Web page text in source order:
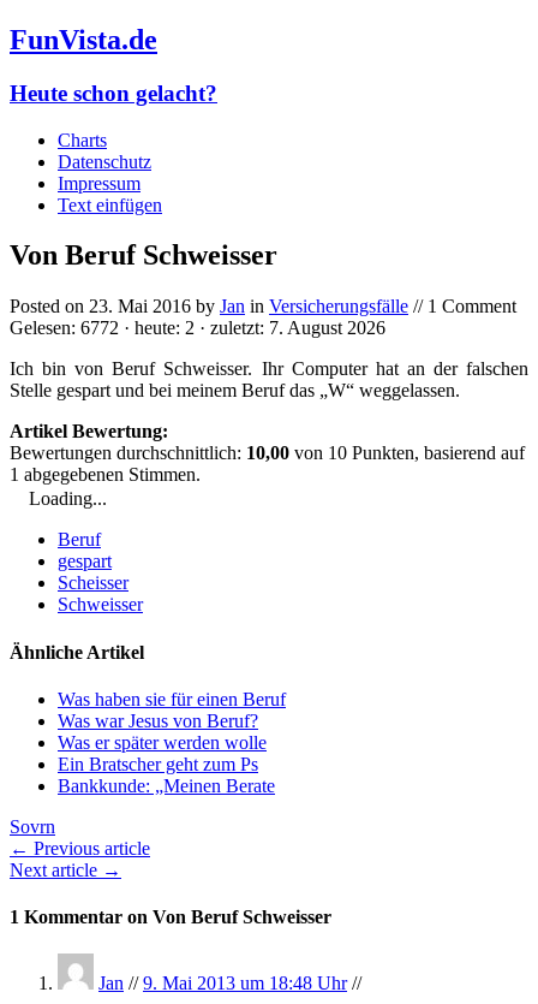
FunVista.de
Heute schon gelacht?
Charts
Datenschutz
Impressum
Text einfügen
Von Beruf Schweisser
Posted on 23. Mai 2016 by Jan in Versicherungsfälle // 1 Comment
Gelesen: 6772 · heute: 2 · zuletzt: 7. August 2026
Ich bin von Beruf Schweisser. Ihr Computer hat an der falschen
Stelle gespart und bei meinem Beruf das „W“ weggelassen.
Artikel Bewertung:
Bewertungen durchschnittlich: 10,00 von 10 Punkten, basierend auf
1 abgegebenen Stimmen.
Loading...
Beruf
gespart
Scheisser
Schweisser
Ähnliche Artikel
Was haben sie für einen Beruf
Was war Jesus von Beruf?
Was er später werden wolle
Ein Bratscher geht zum Ps
Bankkunde: „Meinen Berate
Sovrn
← Previous article
Next article →
1 Kommentar on Von Beruf Schweisser
Jan //9. Mai 2013 um 18:48 Uhr//